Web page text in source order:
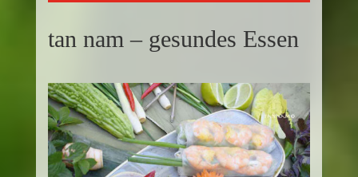
tan nam – gesundes Essen